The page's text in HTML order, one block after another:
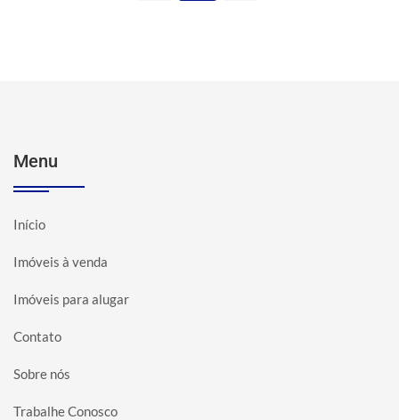
Menu
Início
Imóveis à venda
Imóveis para alugar
Contato
Sobre nós
Trabalhe Conosco